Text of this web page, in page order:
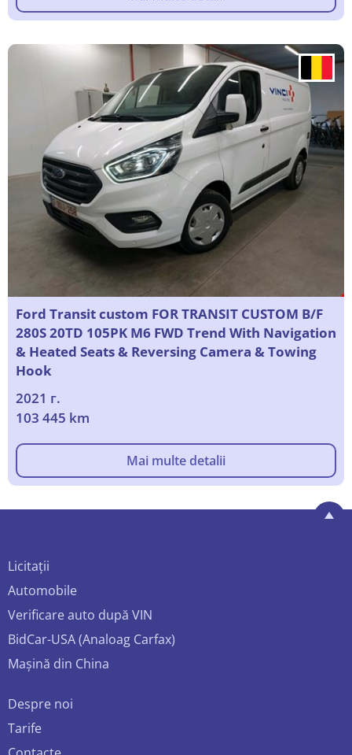
Ford Transit custom FOR TRANSIT CUSTOM B/F
280S 20TD 105PK M6 FWD Trend With Navigation
& Heated Seats & Reversing Camera & Towing
Hook
2021 г.
103 445 km
Mai multe detalii
Licitații
Automobile
Verificare auto după VIN
BidCar-USA (Analoag Carfax)
Mașină din China
Despre noi
Tarife